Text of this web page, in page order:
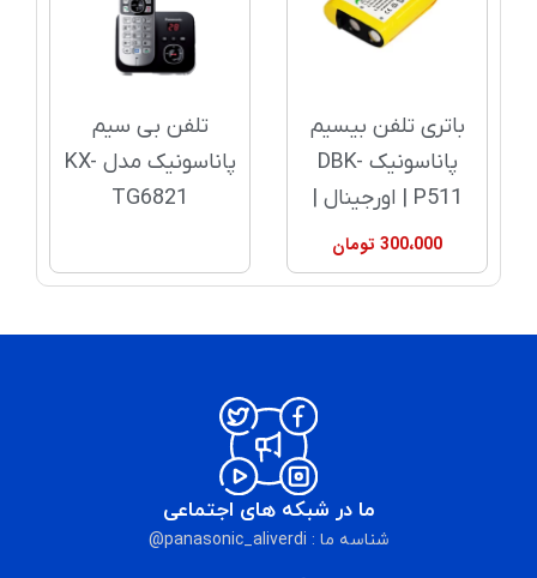
باتری تلفن بیسیم
پاناسونیک DBK-
P511 | اورجینال |
300،000 تومان
تلفن بی سیم
پاناسونیک مدل KX-
TG6821
ما در شبکه های اجتماعی
شناسه ما : panasonic_aliverdi@